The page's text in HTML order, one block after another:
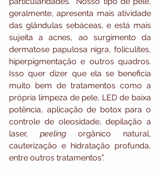
geralmente, apresenta mais atividade
das glândulas sebáceas, e está mais
sujeita a acnes, ao surgimento da
dermatose papulosa nigra, foliculites,
hiperpigmentação e outros quadros.
Isso quer dizer que ela se beneficia
muito bem de tratamentos como a
própria limpeza de pele, LED de baixa
potência, aplicação de botox para o
controle de oleosidade, depilação a
laser, peeling orgânico natural,
cauterização e hidratação profunda,
entre outros tratamentos”.